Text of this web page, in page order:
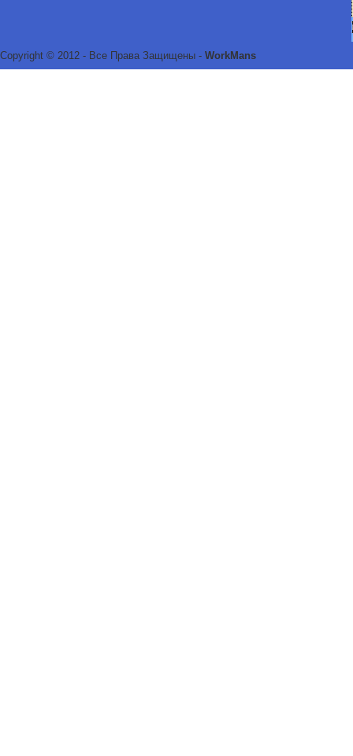
Copyright © 2012 - Все Права Защищены - WorkMans